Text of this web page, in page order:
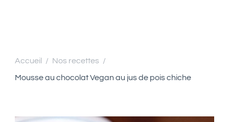
Accueil / Nos recettes /
Mousse au chocolat Vegan au jus de pois chiche